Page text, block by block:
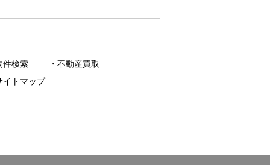
件検索
不動産買取
イトマップ